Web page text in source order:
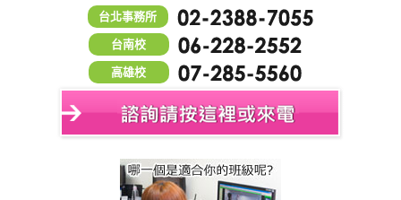
台北事務所
台南校
高雄校